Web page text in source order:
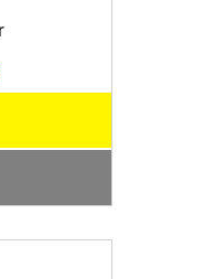
For Fat Bar